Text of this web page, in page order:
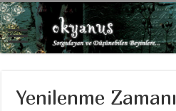
Yenilenme Zamanı